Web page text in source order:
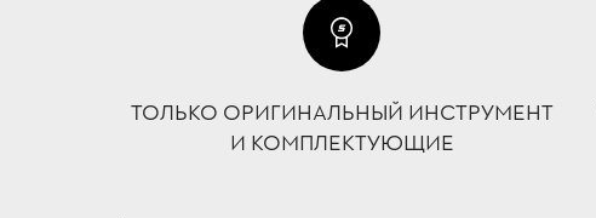
ТОЛЬКО ОРИГИНАЛЬНЫЙ ИНСТРУМЕНТ
И КОМПЛЕКТУЮЩИЕ